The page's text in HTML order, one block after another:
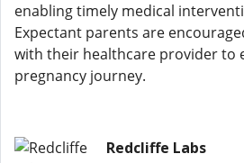
enabling timely medical
Expectant parents are
with their healthcare provider to
pregnancy journey.
Redcliffe Labs